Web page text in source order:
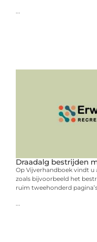
Draadalg bestrijden
Op Vijverhandboek vindt
zoals bijvoorbeeld het
ruim tweehonderd